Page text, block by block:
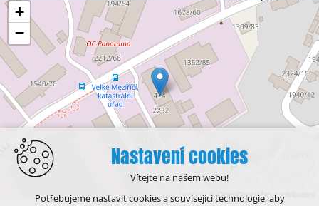
+
−
Leaflet | © OpenStreetMap contributors
Nastavení cookies
Vítejte na našem webu!
Potřebujeme nastavit cookies a související technologie, aby